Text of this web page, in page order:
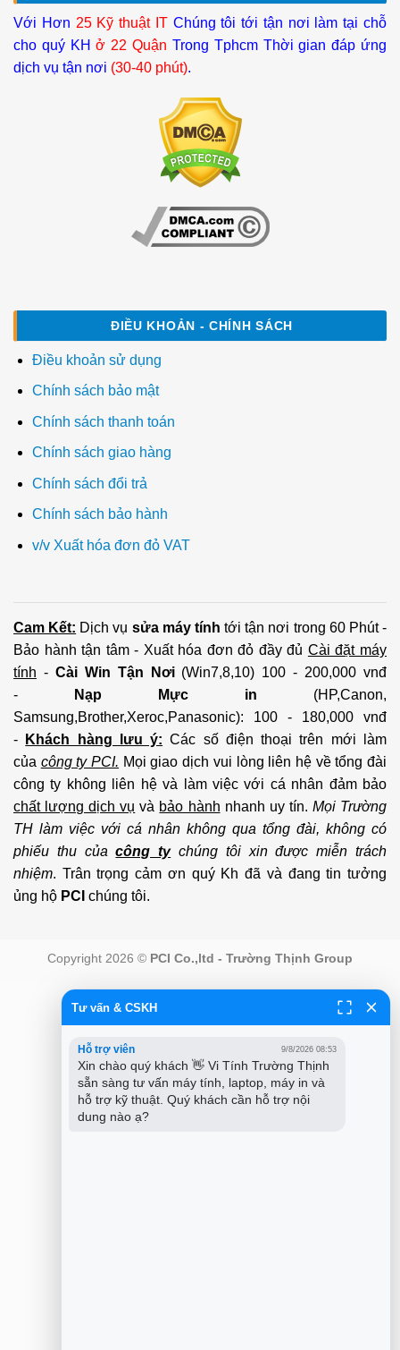
Với Hơn 25 Kỹ thuật ITChúng tôi tới tận nơi làm tại chỗ
cho quý KHở 22 Quận Trong Tphcm Thời gian đáp ứng
dịch vụ tận nơi (30-40 phút).
ĐIỀU KHOẢN - CHÍNH SÁCH
Điều khoản sử dụng
Chính sách bảo mật
Chính sách thanh toán
Chính sách giao hàng
Chính sách đổi trả
Chính sách bảo hành
v/v Xuất hóa đơn đỏ VAT
Cam Kết: Dịch vụ sửa máy tính tới tận nơi trong 60 Phút -
Bảo hành tận tâm - Xuất hóa đơn đỏ đầy đủ Cài đặt máy
tính - Cài Win Tận Nơi(Win7,8,10) 100 - 200,000 vnđ
-
Nạp Mực in
(HP,Canon,
Samsung,Brother,Xeroc,Panasonic): 100 - 180,000 vnđ
-
Khách hàng lưu ý: Các số điện thoại trên mới làm
của công ty PCI. Mọi giao dịch vui lòng liên hệ về tổng đài
công ty không liên hệ và làm việc với cá nhân đảm bảo
chất lượng dịch vụ và bảo hành nhanh uy tín. Mọi Trường
TH làm việc với cá nhân không qua tổng đài, không có
phiếu thu củacông tychúng tôi xin được miễn trách
nhiệm. Trân trọng cảm ơn quý Kh đã và đang tin tưởng
ủng hộ PCI chúng tôi.
Copyright 2026 © PCI Co.,ltd - Trường Thịnh Group
Tư vấn & CSKH
Hỗ trợ viên 9/8/2026 08:53
Xin chào quý khách 👋 Vi Tính Trường Thịnh
sẵn sàng tư vấn máy tính, laptop, máy in và
hỗ trợ kỹ thuật. Quý khách cần hỗ trợ nội
dung nào ạ?